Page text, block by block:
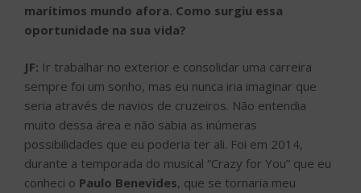
marítimos mundo afora. Como surgiu essa
oportunidade na sua vida?
JF: Ir trabalhar no exterior e consolidar uma carreira
sempre foi um sonho, mas eu nunca iria imaginar que
seria através de navios de cruzeiros. Não entendia
muito dessa área e não sabia as inúmeras
possibilidades que eu poderia ter ali. Foi em 2014,
durante a temporada do musical “Crazy for You” que eu
conheci o Paulo Benevides, que se tornaria meu